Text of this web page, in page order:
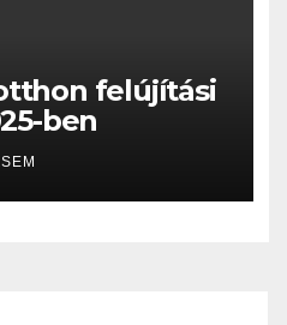
felújítási
ben